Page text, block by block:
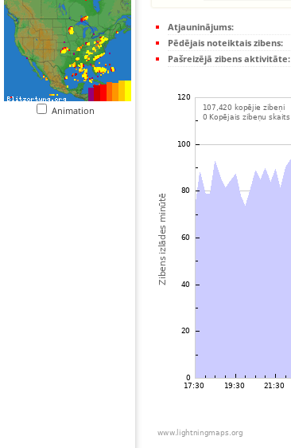
Animation
Atjauninājums:
Pēdējais noteiktais zibens:
Pašreizējā zibens aktivitāte: